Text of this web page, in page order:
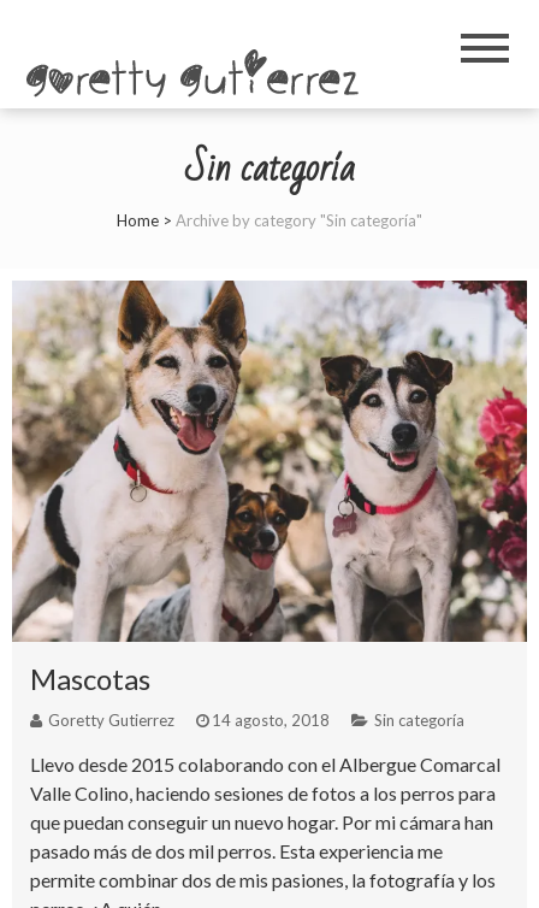
Gutierrez
Sin categoría
Home > Archive by category "Sin categoría"
Mascotas
Goretty Gutierrez 14 agosto, 2018 Sin categoría
Llevo desde 2015 colaborando con el Albergue Comarcal
Valle Colino, haciendo sesiones de fotos a los perros para
que puedan conseguir un nuevo hogar. Por mi cámara han
pasado más de dos mil perros. Esta experiencia me
permite combinar dos de mis pasiones, la fotografía y los